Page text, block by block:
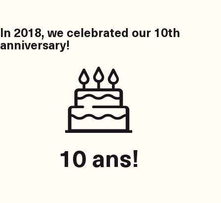
In 2018, we celebrated our 10th
anniversary!
10 ans!